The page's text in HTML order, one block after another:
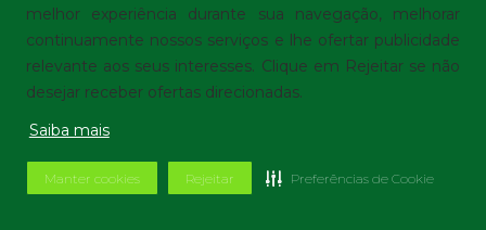
melhor experiência durante sua navegação, melhorar
continuamente nossos serviços e lhe ofertar publicidade
relevante aos seus interesses. Clique em Rejeitar se não
desejar receber ofertas direcionadas.
Saiba mais
Manter cookies Rejeitar Preferências de Cookie